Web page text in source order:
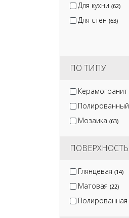
Для кухни (62)
Для стен (63)
ПО ТИПУ
Керамогранит
Полированный
Мозаика (63)
ПОВЕРХНОСТЬ
Глянцевая (14)
Матовая (22)
Полированная